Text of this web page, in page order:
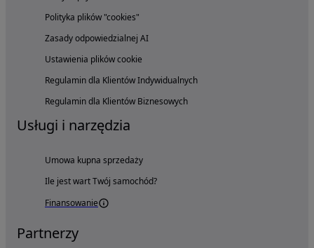
Polityka plików "cookies"
Zasady odpowiedzialnej AI
Ustawienia plików cookie
Regulamin dla Klientów Indywidualnych
Regulamin dla Klientów Biznesowych
Usługi i narzędzia
Umowa kupna sprzedaży
Ile jest wart Twój samochód?
Finansowanie
Partnerzy